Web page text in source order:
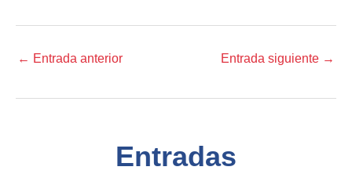
← Entrada anterior Entrada siguiente →
Entradas